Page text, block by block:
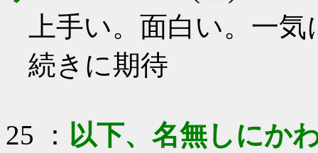
上手い。面白い。一
続きに期待
25 ： 以下、名無しにか